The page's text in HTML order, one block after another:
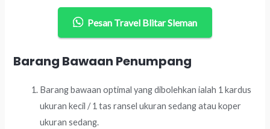
Pesan Travel Blitar Sleman
Barang Bawaan Penumpang
Barang bawaan optimal yang dibolehkan ialah 1 kardus
ukuran kecil / 1 tas ransel ukuran sedang atau koper
ukuran sedang.